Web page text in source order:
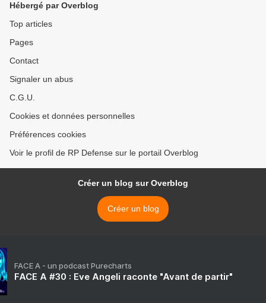
Hébergé par Overblog
Top articles
Pages
Contact
Signaler un abus
C.G.U.
Cookies et données personnelles
Préférences cookies
Voir le profil de RP Defense sur le portail Overblog
Créer un blog sur Overblog
Créer un blog
FACE A - un podcast Purecharts
FACE A #30 : Eve Angeli raconte "Avant de partir"